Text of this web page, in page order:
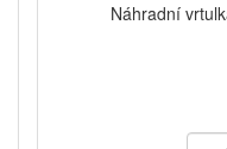
Náhradní